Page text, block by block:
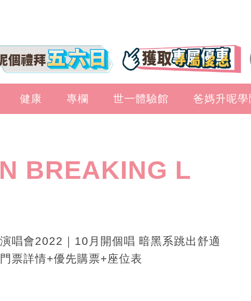
健康 專欄 世一體驗館 爸媽升呢學
BREAKING L
唱會2022｜10月開個唱 暗黑系跳出舒適
票詳情+優先購票+座位表